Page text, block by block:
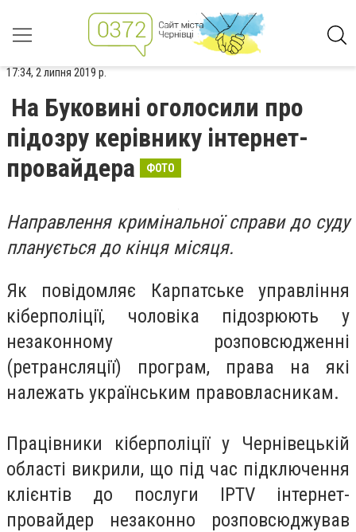
17:34, 2 липня 2019 р.
На Буковині оголосили про
підозру керівнику інтернет-
провайдера
ФОТО
Направлення кримінальної справи до суду
планується до кінця місяця.
Як повідомляє Карпатське управління
кіберполіції, чоловіка підозрюють у
незаконному розповсюдженні
(ретрансляції) програм, права на які
належать українським правовласникам.
Працівники кіберполіції у Чернівецькій
області викрили, що під час підключення
клієнтів до послуги IPTV інтернет-
провайдер незаконно розповсюджував